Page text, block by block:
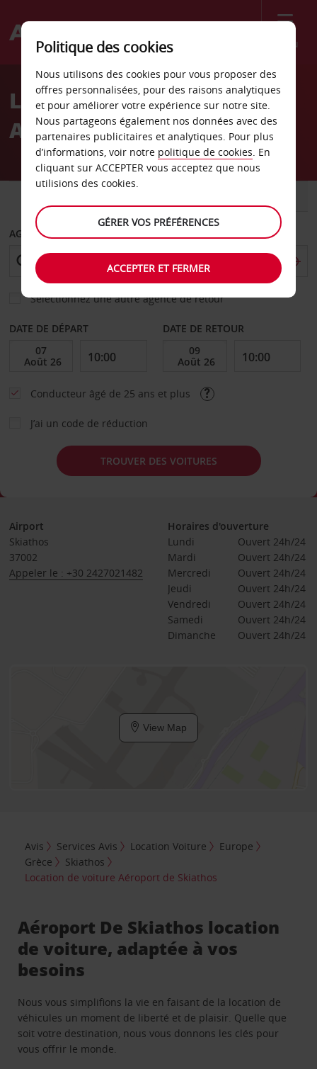
Menu
Welcome
AvisLocation de voiture
Aéroport de Skiathos
AGENCE DE DÉPART
Sélectionnez une autre agence de retour
DATE DE DÉPART DATE DE RETOUR
Conducteur âgé de 25 ans et plus
J’ai un code de réduction
TROUVER DES VOITURES
Airport
Skiathos
37002
Appeler le : +30 2427021482
Horaires d'ouverture
Lundi
Ouvert 24h/24
Mardi
Ouvert 24h/24
Mercredi
Ouvert 24h/24
Jeudi
Ouvert 24h/24
Vendredi
Ouvert 24h/24
Samedi
Ouvert 24h/24
Dimanche
Ouvert 24h/24
View Map
Avis Services Avis Location Voiture
Europe
Grèce
Skiathos
Location de voiture Aéroport de Skiathos
Aéroport De Skiathos location
de voiture, adaptée à vos
besoins
Nous vous simplifions la vie en faisant de la location de
véhicules un moment de liberté et de plaisir. Quelle que
soit votre destination, nous vous donnons les clés pour
vous offrir le monde.
Politique des cookies
Nous utilisons des cookies pour vous proposer des
offres personnalisées, pour des raisons analytiques
et pour améliorer votre expérience sur notre site.
Nous partageons également nos données avec des
partenaires publicitaires et analytiques. Pour plus
d’informations, voir notre politique de cookies. En
cliquant sur ACCEPTER vous acceptez que nous
utilisions des cookies.
GÉRER VOS PRÉFÉRENCES
ACCEPTER ET FERMER